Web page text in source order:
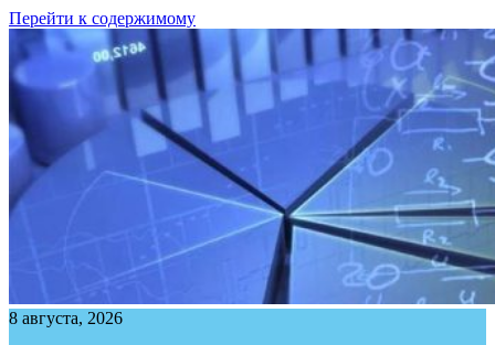
Перейти к содержимому
8 августа, 2026